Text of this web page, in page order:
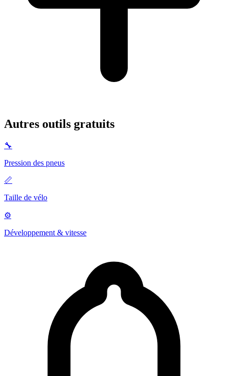
Autres outils gratuits
🔧
Pression des pneus
📏
Taille de vélo
⚙️
Développement & vitesse